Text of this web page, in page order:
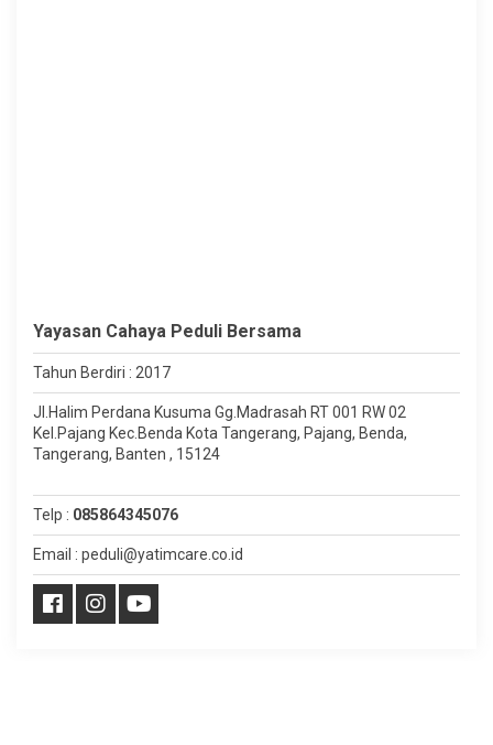
Yayasan Cahaya Peduli Bersama
Tahun Berdiri : 2017
Jl.Halim Perdana Kusuma Gg.Madrasah RT 001 RW 02
Kel.Pajang Kec.Benda Kota Tangerang, Pajang, Benda,
Tangerang, Banten , 15124
Telp : 085864345076
Email : peduli@yatimcare.co.id